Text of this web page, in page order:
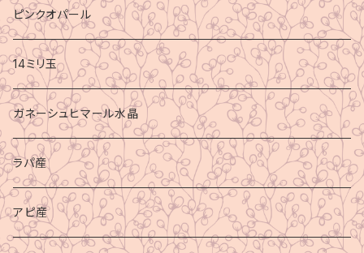
ピンクオパール
14ミリ玉
ガネーシュヒマール水晶
ラパ産
アピ産